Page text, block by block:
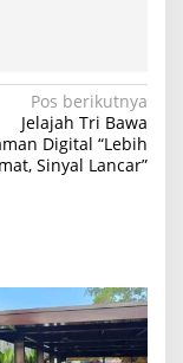
Pos berikutnya
Jelajah Tri Bawa
Digital “Lebih
Sinyal Lancar”